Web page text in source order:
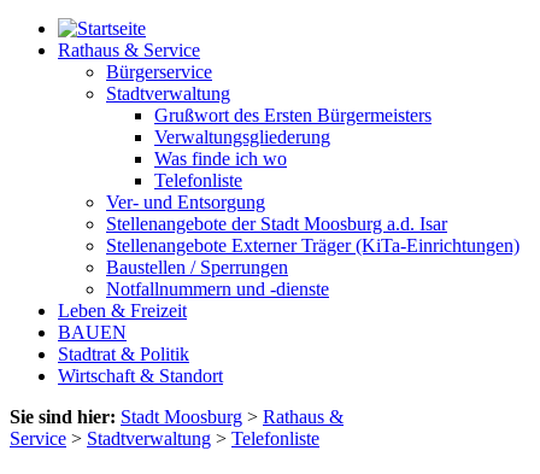
Rathaus & Service
Bürgerservice
Stadtverwaltung
Grußwort des Ersten Bürgermeisters
Verwaltungsgliederung
Was finde ich wo
Telefonliste
Ver- und Entsorgung
Stellenangebote der Stadt Moosburg a.d. Isar
Stellenangebote Externer Träger (KiTa-Einrichtungen)
Baustellen / Sperrungen
Notfallnummern und -dienste
Leben & Freizeit
BAUEN
Stadtrat & Politik
Wirtschaft & Standort
Sie sind hier: Stadt Moosburg > Rathaus &
Service > Stadtverwaltung > Telefonliste